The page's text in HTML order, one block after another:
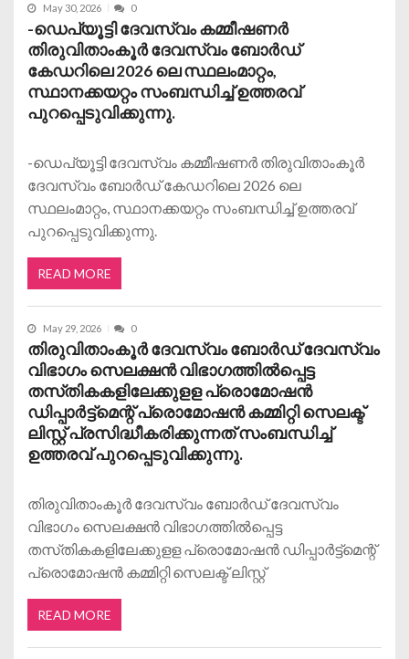
May 30, 2026 0
-ഡെപ്യൂട്ടി ദേവസ്വം കമ്മീഷണർ
തിരുവിതാംകൂർ ദേവസ്വം ബോർഡ്
കേഡറിലെ 2026 ലെ സ്ഥലംമാറ്റം,
സ്ഥാനക്കയറ്റം സംബന്ധിച്ച് ഉത്തരവ്
പുറപ്പെടുവിക്കുന്നു.
-ഡെപ്യൂട്ടി ദേവസ്വം കമ്മീഷണർ തിരുവിതാംകൂർ
ദേവസ്വം ബോർഡ് കേഡറിലെ 2026 ലെ
സ്ഥലംമാറ്റം, സ്ഥാനക്കയറ്റം സംബന്ധിച്ച് ഉത്തരവ്
പുറപ്പെടുവിക്കുന്നു.
READ MORE
May 29, 2026 0
തിരുവിതാംകൂർ ദേവസ്വം ബോർഡ് ദേവസ്വം
വിഭാഗം സെലക്ഷൻ വിഭാഗത്തിൽപ്പെട്ട
തസ്‌തികകളിലേക്കുളള പ്രൊമോഷൻ
ഡിപ്പാർട്ട്മെന്റ് പ്രൊമോഷൻ കമ്മിറ്റി സെലക്ട്
ലിസ്റ്റ് പ്രസിദ്ധീകരിക്കുന്നത് സംബന്ധിച്ച്
ഉത്തരവ് പുറപ്പെടുവിക്കുന്നു.
തിരുവിതാംകൂർ ദേവസ്വം ബോർഡ് ദേവസ്വം
വിഭാഗം സെലക്ഷൻ വിഭാഗത്തിൽപ്പെട്ട
തസ്‌തികകളിലേക്കുളള പ്രൊമോഷൻ ഡിപ്പാർട്ട്മെന്റ്
പ്രൊമോഷൻ കമ്മിറ്റി സെലക്ട് ലിസ്റ്റ്
READ MORE